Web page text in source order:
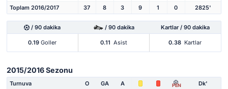
Toplam 2016/2017 37 8 3 9 1 0 2825'
/ 90 dakika / 90 dakika Kartlar / 90 dakika
0.19 Goller 0.11 Asist 0.38 Kartlar
2015/2016 Sezonu
Turnuva O GA A PEN Dk'